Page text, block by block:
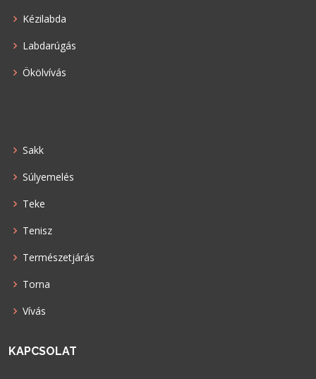
Kézilabda
Labdarúgás
Ökölvívás
Sakk
Súlyemelés
Teke
Tenisz
Természetjárás
Torna
Vívás
KAPCSOLAT